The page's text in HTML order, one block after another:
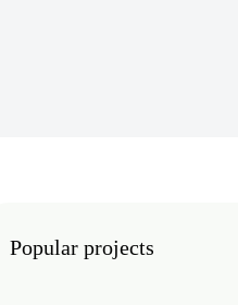
Popular projects